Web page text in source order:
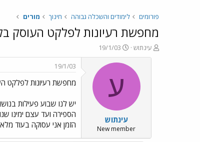
פורומים לימודים והשכלה גבוהה חינוך מורים
מחפשת רעיונות לפלקט העוסק
פ
ו
עינתוש
פ
ו
ר
ם
ב
א
ר
י
ך
19/1/03
ע
עינתוש
New member
19/1/03
מחפשת רעיונות לפלקט
הזמן אני עסוקה בעוד